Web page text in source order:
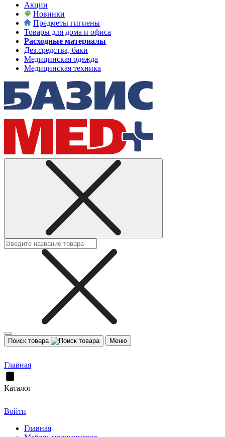
Акции
Новинки
Предметы гигиены
Товары для дома и офиса
Расходные материалы
Дез.средства, баки
Медицинская одежда
Медицинская техника
Поиск товара Меню
Главная
Каталог
Войти
Главная